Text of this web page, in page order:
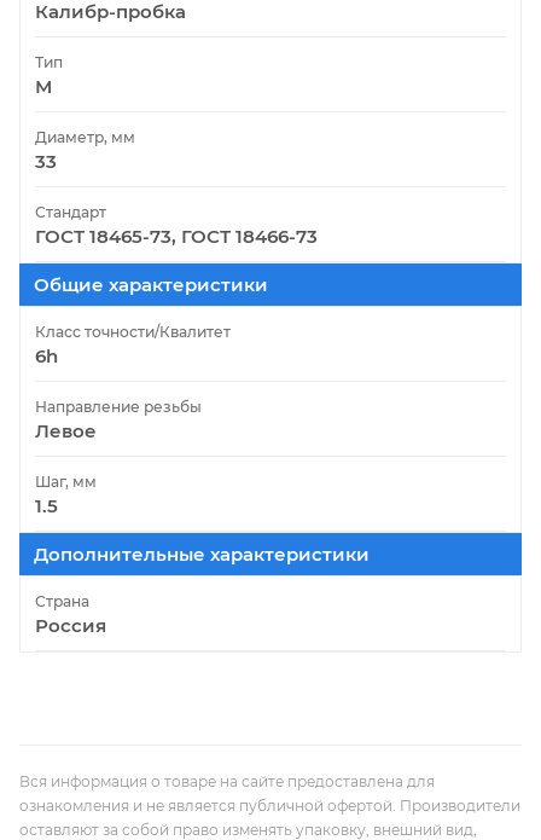
Калибр-пробка
Тип
М
Диаметр, мм
33
Стандарт
ГОСТ 18465-73, ГОСТ 18466-73
Общие характеристики
Класс точности/Квалитет
6h
Направление резьбы
Левое
Шаг, мм
1.5
Дополнительные характеристики
Страна
Россия
Вся информация о товаре на сайте предоставлена для
ознакомления и не является публичной офертой. Производители
оставляют за собой право изменять упаковку, внешний вид,